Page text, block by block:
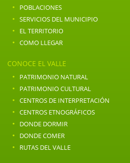
· POBLACIONES
· SERVICIOS DEL MUNICIPIO
· EL TERRITORIO
· COMO LLEGAR
CONOCE EL VALLE
· PATRIMONIO NATURAL
· PATRIMONIO CULTURAL
· CENTROS DE INTERPRETACIÓN
· CENTROS ETNOGRÁFICOS
· DONDE DORMIR
· DONDE COMER
· RUTAS DEL VALLE